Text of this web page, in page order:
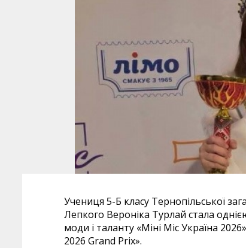
Учениця 5-Б класу Тернопільської
Лепкого Вероніка Турлай стала
моди і таланту «Міні Міс Україна
2026 Grand Prix».